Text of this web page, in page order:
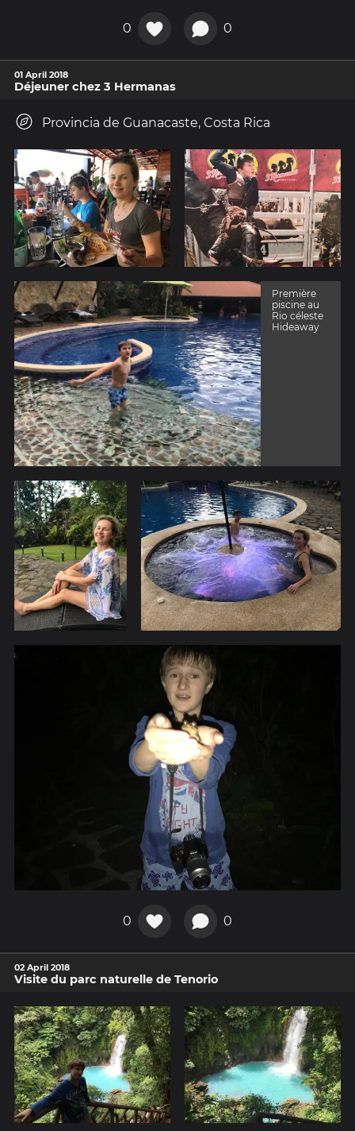
0 0
01 April 2018
Déjeuner chez 3 Hermanas
Provincia de Guanacaste, Costa Rica
Première
piscine au
Rio céleste
Hideaway
0 0
02 April 2018
Visite du parc naturelle de Tenorio